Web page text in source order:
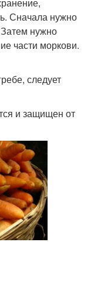
Сначала нужно
Затем нужно
части моркови.
следует
и защищен от